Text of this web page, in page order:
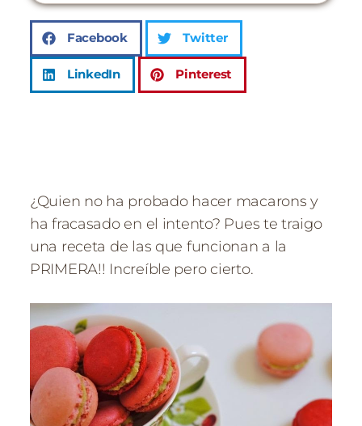
Facebook Twitter
LinkedIn Pinterest
¿Quien no ha probado hacer macarons y
ha fracasado en el intento? Pues te traigo
una receta de las que funcionan a la
PRIMERA!! Increíble pero cierto.